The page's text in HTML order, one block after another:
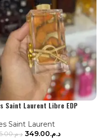
Saint Laurent Libre EDP
Saint Laurent
د.م. د.م.349.00